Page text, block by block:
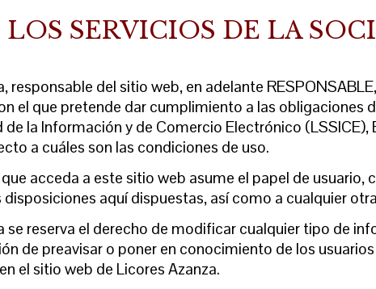
LOS SERVICIOS DE LA
responsable del sitio web, en adelante
el que pretende dar cumplimiento a las obligaciones
de la Información y de Comercio Electrónico
a cuáles son las condiciones de uso.
acceda a este sitio web asume el papel de
disposiciones aquí dispuestas, así como a cualquier
se reserva el derecho de modificar cualquier tipo de
de preavisar o poner en conocimiento de los
el sitio web de Licores Azanza.